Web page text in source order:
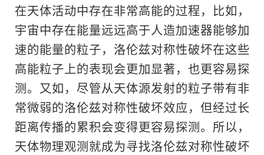
在天体活动中存在非常高能的过程，比如，
宇宙中存在能量远远高于人造加速器能够加
速的能量的粒子，洛伦兹对称性破坏在这些
高能粒子上的表现会更加显著，也更容易探
测。又如，尽管从天体源发射的粒子带有非
常微弱的洛伦兹对称性破坏效应，但经过长
距离传播的累积会变得更容易探测。所以，
天体物理观测就成为寻找洛伦兹对称性破坏